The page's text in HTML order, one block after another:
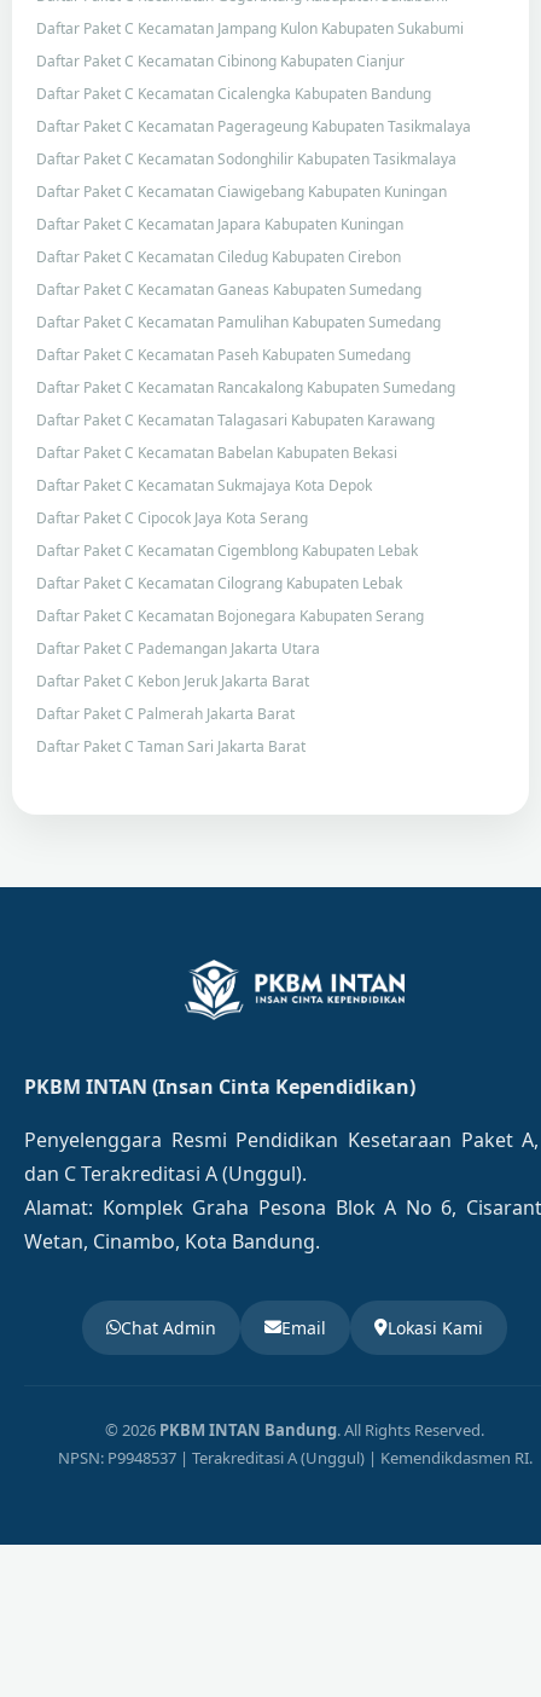
Daftar Paket C Kecamatan Jampang Kulon Kabupaten Sukabumi
Daftar Paket C Kecamatan Cibinong Kabupaten Cianjur
Daftar Paket C Kecamatan Cicalengka Kabupaten Bandung
Daftar Paket C Kecamatan Pagerageung Kabupaten Tasikmalaya
Daftar Paket C Kecamatan Sodonghilir Kabupaten Tasikmalaya
Daftar Paket C Kecamatan Ciawigebang Kabupaten Kuningan
Daftar Paket C Kecamatan Japara Kabupaten Kuningan
Daftar Paket C Kecamatan Ciledug Kabupaten Cirebon
Daftar Paket C Kecamatan Ganeas Kabupaten Sumedang
Daftar Paket C Kecamatan Pamulihan Kabupaten Sumedang
Daftar Paket C Kecamatan Paseh Kabupaten Sumedang
Daftar Paket C Kecamatan Rancakalong Kabupaten Sumedang
Daftar Paket C Kecamatan Talagasari Kabupaten Karawang
Daftar Paket C Kecamatan Babelan Kabupaten Bekasi
Daftar Paket C Kecamatan Sukmajaya Kota Depok
Daftar Paket C Cipocok Jaya Kota Serang
Daftar Paket C Kecamatan Cigemblong Kabupaten Lebak
Daftar Paket C Kecamatan Cilograng Kabupaten Lebak
Daftar Paket C Kecamatan Bojonegara Kabupaten Serang
Daftar Paket C Pademangan Jakarta Utara
Daftar Paket C Kebon Jeruk Jakarta Barat
Daftar Paket C Palmerah Jakarta Barat
Daftar Paket C Taman Sari Jakarta Barat
PKBM INTAN (Insan Cinta Kependidikan)
Penyelenggara Resmi Pendidikan Kesetaraan Paket
dan C Terakreditasi A (Unggul).
Alamat: Komplek Graha Pesona Blok A No 6,
Wetan, Cinambo, Kota Bandung.
Chat Admin Email Lokasi Kami
© 2026 PKBM INTAN Bandung. All Rights Reserved.
NPSN: P9948537 | Terakreditasi A (Unggul) | Kemendikdasmen RI.